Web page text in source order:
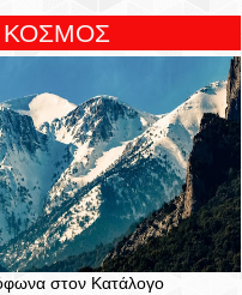
ΚΟΣΜΟΣ
στον Κατάλογο